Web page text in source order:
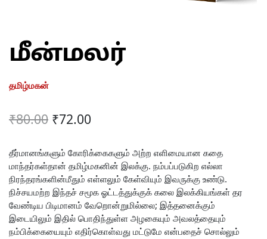
மீன்மலர்
தமிழ்மகன்
₹80.00 Original
was:
₹80.00.
₹72.00
is:
₹72.00.
தீர்மானங்களும் கோரிக்கைகளும் அற்ற எளிமையான கதை
மாந்தர்கள்தான் தமிழ்மகனின் இலக்கு. நம்பப்படுகிற எல்லா
நிரந்தரங்களின்மீதும் எள்ளலும் கேள்வியும் இவருக்கு உண்டு.
நிச்சயமற்ற இந்தச் சமூக ஓட்டத்துக்குக் கலை இலக்கியங்கள் தர
வேண்டிய பிடிமானம் வேறொன்றுமில்லை; இத்தனைக்கும்
இடையிலும் இதில் பொதிந்துள்ள அழகையும் அவலத்தையும்
நம்பிக்கையையும் எதிர்கொள்வது மட்டுமே என்பதைச் சொல்லும்